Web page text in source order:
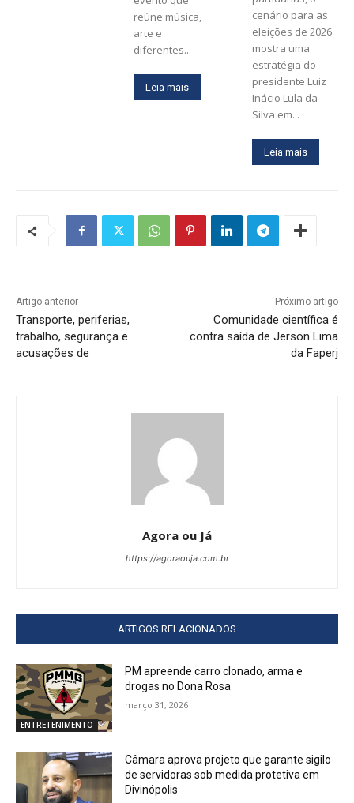
reúne música,
arte e
diferentes...
Leia mais
cenário para as
eleições de 2026
mostra uma
estratégia do
presidente Luiz
Inácio Lula da
Silva em...
Leia mais
Artigo anterior
Transporte, periferias,
trabalho, segurança e
acusações de
Próximo artigo
Comunidade científica é
contra saída de Jerson Lima
da Faperj
Agora ou Já
https://agoraouja.com.br
ARTIGOS RELACIONADOS
ENTRETENIMENTO
PM apreende carro clonado, arma e
drogas no Dona Rosa
março 31, 2026
Câmara aprova projeto que garante sigilo
de servidoras sob medida protetiva em
Divinópolis